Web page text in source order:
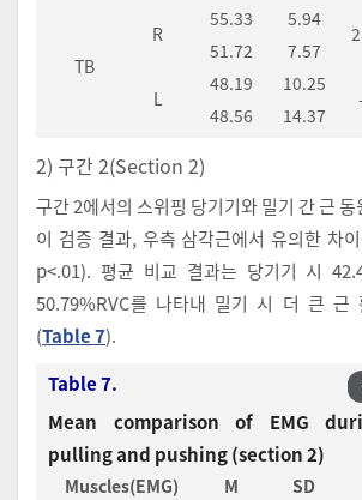
TB
R
55.33 5.94
51.72
7.57
L
48.19 10.25
48.56 14.37
2) 구간 2(Section 2)
구간 2에서의 스위핑 당기기와 밀기 간 근
이 검증 결과, 우측 삼각근에서 유의한 차
p<.01). 평균 비교 결과는 당기기 시
50.79%RVC를 나타내 밀기 시 더 큰 근
(Table 7).
Table 7.
Mean comparison of EMG
pulling and pushing (section 2)
Muscles(EMG) M SD